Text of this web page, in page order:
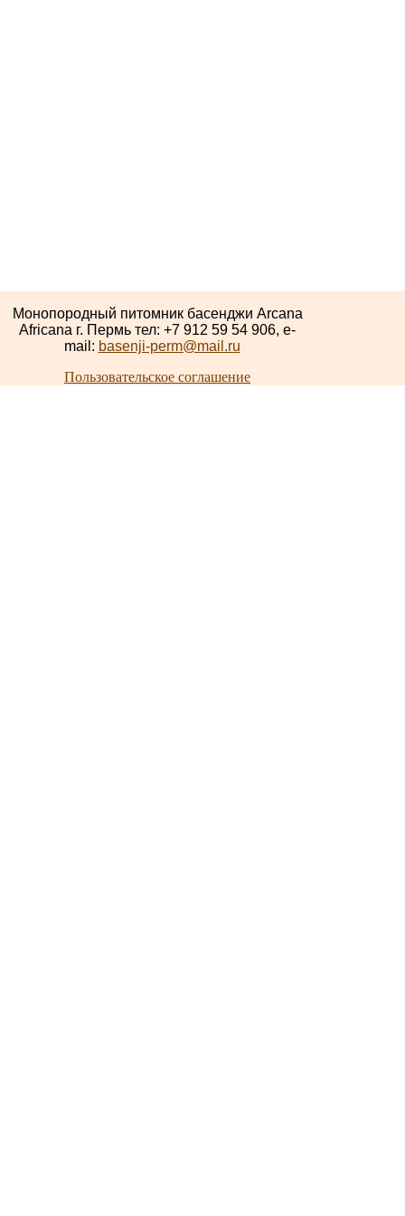
Монопородный питомник басенджи Arcana
Africana г. Пермь тел: +7 912 59 54 906, e-
mail: basenji-perm@mail.ru
Пользовательское соглашение